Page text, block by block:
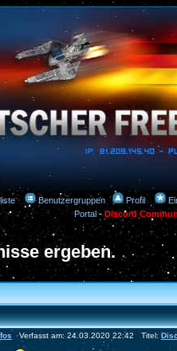
Benutzergruppen Profil
Portal-Discord
ergeben.
Verfasst am: 24.03.2020 22:42 Titel: